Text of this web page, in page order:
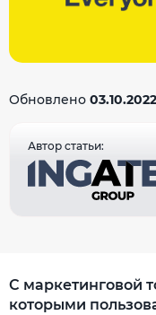
Обновлено 03.10.2022
Автор статьи:
С маркетинговой
которыми